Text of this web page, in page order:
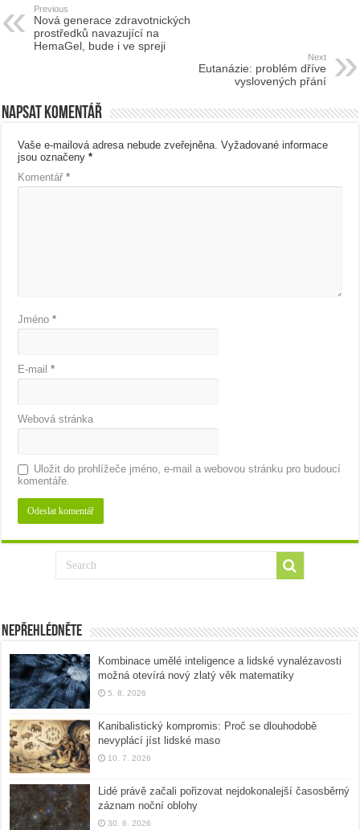
Previous
Nová generace zdravotnických
prostředků navazující na
HemaGel, bude i ve spreji
Next
Eutanázie: problém dříve
vyslovených přání
Napsat komentář
Vaše e-mailová adresa nebude zveřejněna. Vyžadované informace
jsou označeny*
Komentář*
Jméno*
E-mail*
Webová stránka
Uložit do prohlížeče jméno, e-mail a webovou stránku pro budoucí
komentáře.
Nepřehlédněte
Kombinace umělé inteligence a lidské vynalézavosti
možná otevírá nový zlatý věk matematiky
5. 8. 2026
Kanibalistický kompromis: Proč se dlouhodobě
nevyplácí jíst lidské maso
10. 7. 2026
Lidé právě začali pořizovat nejdokonalejší časosběrný
záznam noční oblohy
30. 6. 2026